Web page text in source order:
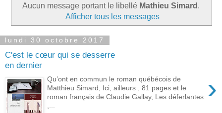
Aucun message portant le libellé Mathieu Simard .
Afficher tous les messages
lundi 30 octobre 2017
C'est le cœur qui se desserre
en dernier
›
Qu’ont en commun le roman québécois de
Matthieu Simard, Ici, ailleurs , 81 pages et le
roman français de Claudie Gallay, Les déferlantes